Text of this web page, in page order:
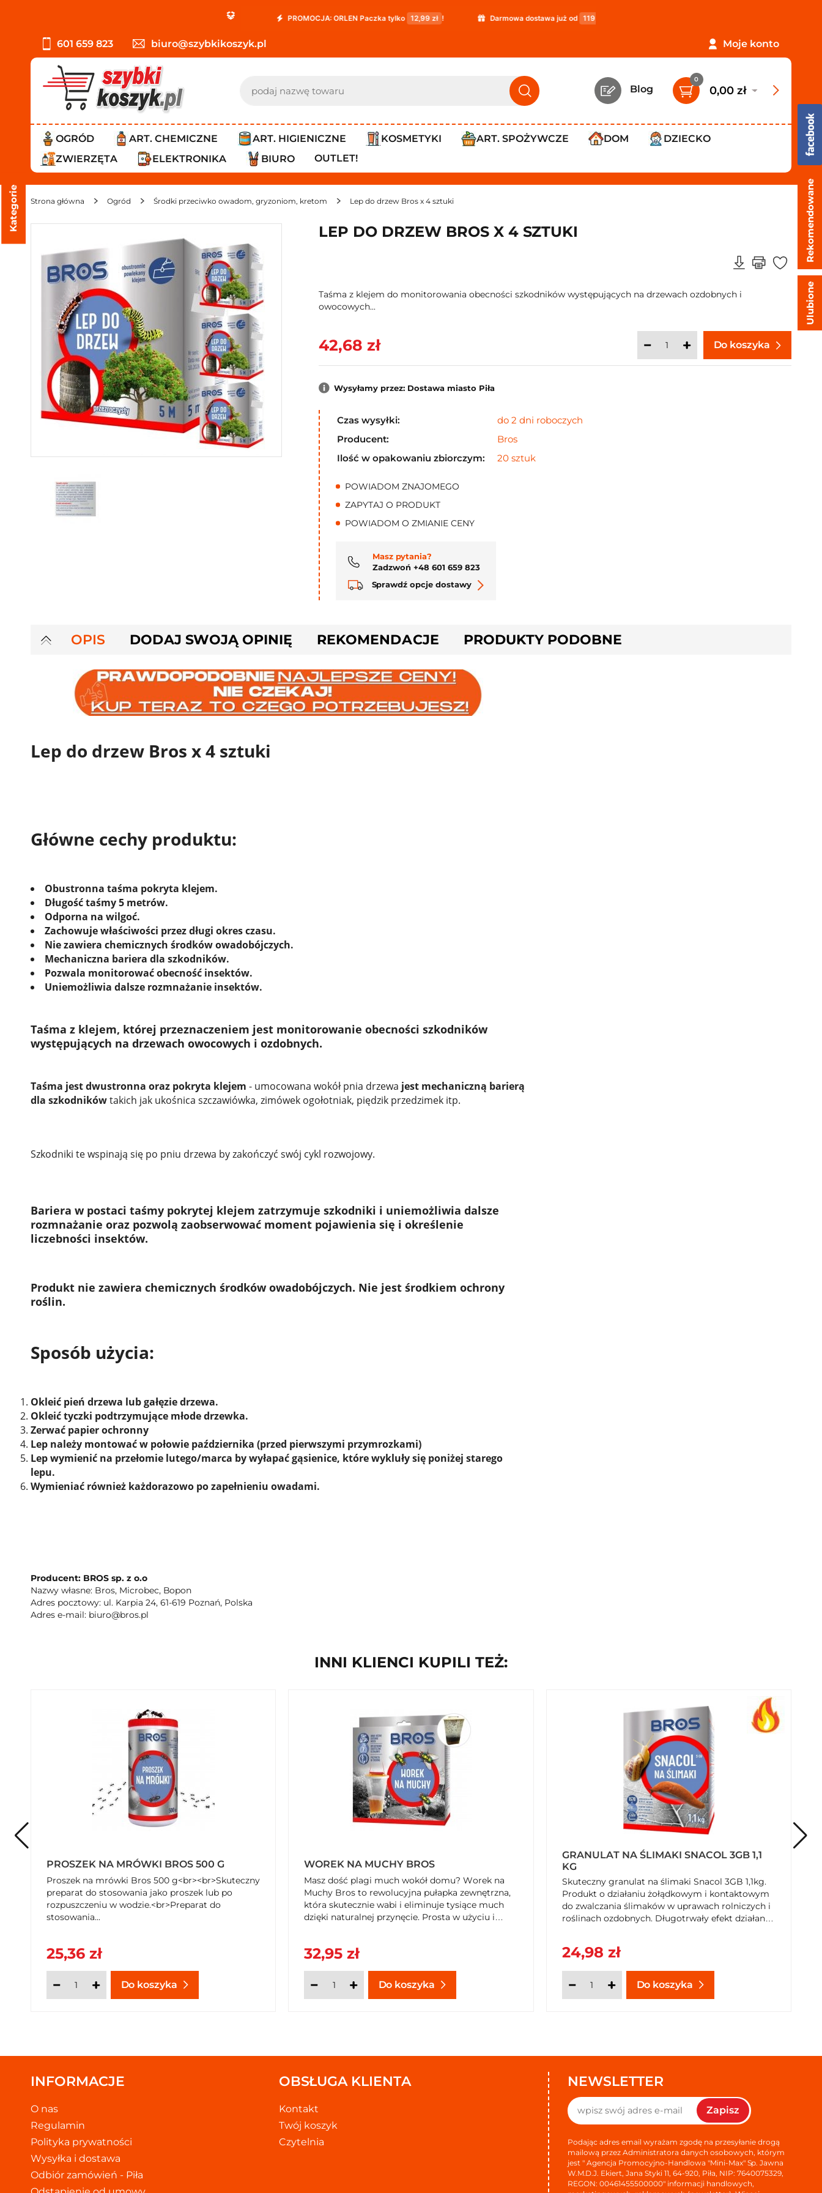
PROMOCJA: ORLEN Paczka tylko 12,99 zł ! Darmowa dostawa już od 119,99 zł !
601 659 823 biuro@szybkikoszyk.pl Moje konto
Blog
0
0,00 zł
OGRÓD ART. CHEMICZNE ART. HIGIENICZNE KOSMETYKI ART. SPOŻYWCZE DOM
DZIECKO
ZWIERZĘTA
ELEKTRONIKA BIURO OUTLET!
Strona główna Ogród Środki przeciwko owadom, gryzoniom, kretom Lep do drzew Bros x 4 sztuki
Kategorie LEP DO DRZEW BROS X 4 SZTUKI
Taśma z klejem do monitorowania obecności szkodników występujących na drzewach ozdobnych i
owocowych...
42,68 zł Do koszyka
Wysyłamy przez: Dostawa miasto Piła
Czas wysyłki:
do 2 dni roboczych
Producent:
Bros
Ilość w opakowaniu zbiorczym:
20 sztuk
POWIADOM ZNAJOMEGO
ZAPYTAJ O PRODUKT
POWIADOM O ZMIANIE CENY
Masz pytania?
Zadzwoń +48 601 659 823
Sprawdź opcje dostawy
OPIS DODAJ SWOJĄ OPINIĘ REKOMENDACJE PRODUKTY PODOBNE
Lep do drzew Bros x 4 sztuki
Główne cechy produktu:
Obustronna taśma pokryta klejem.
Długość taśmy 5 metrów.
Odporna na wilgoć.
Zachowuje właściwości przez długi okres czasu.
Nie zawiera chemicznych środków owadobójczych.
Mechaniczna bariera dla szkodników.
Pozwala monitorować obecność insektów.
Uniemożliwia dalsze rozmnażanie insektów.
Taśma z klejem, której przeznaczeniem jest monitorowanie obecności szkodników
występujących na drzewach owocowych i ozdobnych.
Taśma jest dwustronna oraz pokryta klejem - umocowana wokół pnia drzewa jest mechaniczną barierą
dla szkodnikówtakich jak ukośnica szczawiówka, zimówek ogołotniak, piędzik przedzimek itp.
Szkodniki te wspinają się po pniu drzewa by zakończyć swój cykl rozwojowy.
Bariera w postaci taśmy pokrytej klejem zatrzymuje szkodniki i uniemożliwia dalsze
rozmnażanie oraz pozwolą zaobserwować moment pojawienia się i określenie
liczebności insektów.
Produkt nie zawiera chemicznych środków owadobójczych. Nie jest środkiem ochrony
roślin.
Sposób użycia:
Okleić pień drzewa lub gałęzie drzewa.
Okleić tyczki podtrzymujące młode drzewka.
Zerwać papier ochronny
Lep należy montować w połowie października (przed pierwszymi przymrozkami)
Lep wymienić na przełomie lutego/marca by wyłapać gąsienice, które wykluły się poniżej starego
lepu.
Wymieniać również każdorazowo po zapełnieniu owadami.
Producent: BROS sp. z o.o
Nazwy własne: Bros, Microbec, Bopon
Adres pocztowy: ul. Karpia 24, 61-619 Poznań, Polska
Adres e-mail: biuro@bros.pl
INNI KLIENCI KUPILI TEŻ:
PROSZEK NA MRÓWKI BROS 500 G
Proszek na mrówki Bros 500 g<br><br>Skuteczny
preparat do stosowania jako proszek lub po
rozpuszczeniu w wodzie.<br>Preparat do
stosowania...
25,36 zł
Do koszyka
WOREK NA MUCHY BROS
Masz dość plagi much wokół domu? Worek na
Muchy Bros to rewolucyjna pułapka zewnętrzna,
która skutecznie wabi i eliminuje tysiące much
dzięki naturalnej przynęcie. Prosta w użyciu i
32,95 zł
Do koszyka
GRANULAT NA ŚLIMAKI SNACOL 3GB 1,1
KG
Skuteczny granulat na ślimaki Snacol 3GB 1,1kg.
Produkt o działaniu żołądkowym i kontaktowym
do zwalczania ślimaków w uprawach rolniczych i
roślinach ozdobnych. Długotrwały efekt działania
24,98 zł
Do koszyka
INFORMACJE
O nas
Regulamin
Polityka prywatności
Wysyłka i dostawa
Odbiór zamówień - Piła
OBSŁUGA KLIENTA
Kontakt
Twój koszyk
Czytelnia
NEWSLETTER
Zapisz
Podając adres email wyrażam zgodę na przesyłanie drogą
mailową przez Administratora danych osobowych, którym
jest " Agencja Promocyjno-Handlowa "Mini-Max" Sp. Jawna
W.M.D.J. Ekiert, Jana Styki 11, 64-920, Piła, NIP: 7640075329,
REGON: 00461455500000" informacji handlowych,
Rekomendowane
Ulubione